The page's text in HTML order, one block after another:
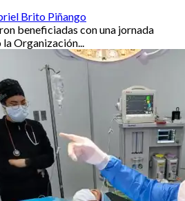
Brito Piñango
beneficiadas con una jornada
Organización...